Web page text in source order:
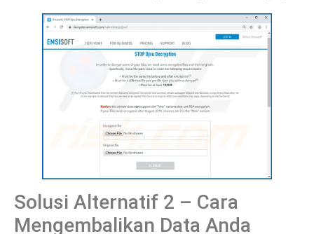
Solusi Alternatif 2 – Cara
Mengembalikan Data Anda